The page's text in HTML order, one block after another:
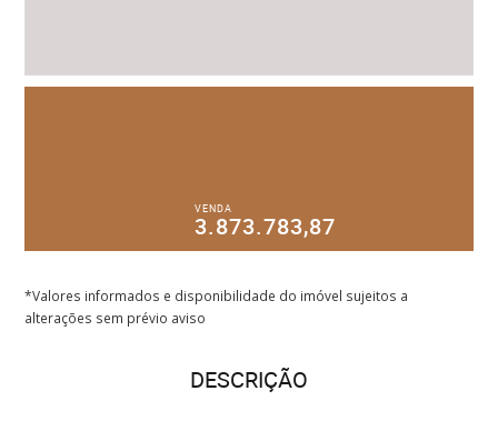
VENDA
3.873.783,87
*Valores informados e disponibilidade do imóvel sujeitos a
alterações sem prévio aviso
DESCRIÇÃO